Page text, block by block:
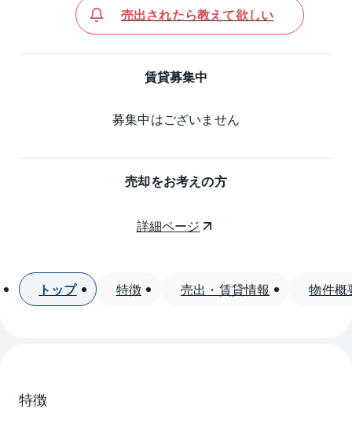
売出されたら教えて欲しい
賃貸募集中
募集中はございません
売却をお考えの方
詳細ページ
トップ 特徴 売出・賃貸情報 物件概
特徴